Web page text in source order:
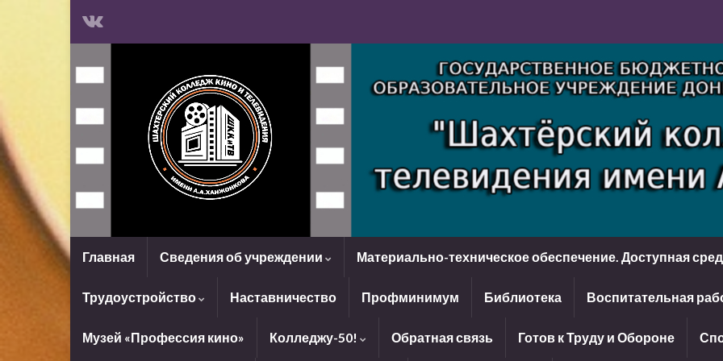
Главная Сведения об учреждении Материально-техническое обеспечение. Доступная
Трудоустройство Наставничество Профминимум Библиотека Воспитательная
Музей «Профессия кино» Колледжу-50! Обратная связь Готов к Труду и Обороне